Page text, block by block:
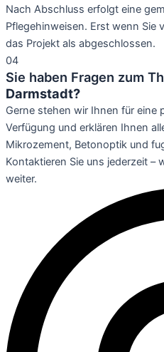
Nach Abschluss erfolgt eine
Pflegehinweisen. Erst wenn Sie
das Projekt als abgeschlossen.
04
Sie haben Fragen zum
Darmstadt?
Gerne stehen wir Ihnen für eine
Verfügung und erklären Ihnen
Mikrozement, Betonoptik und
Kontaktieren Sie uns jederzeit –
weiter.